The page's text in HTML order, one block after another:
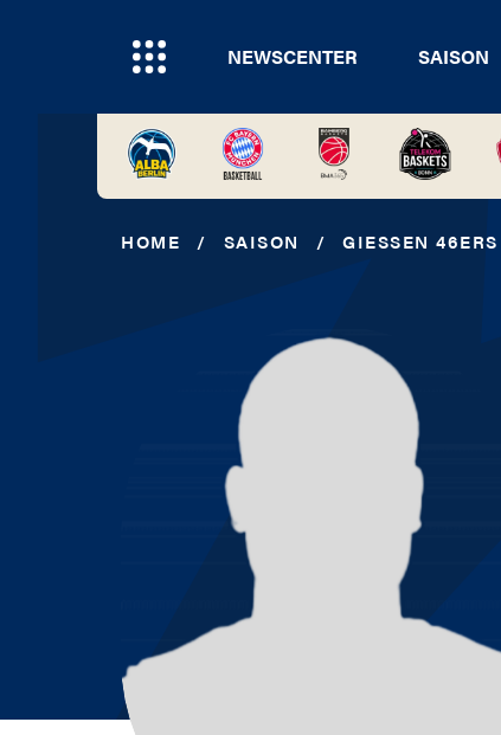
NEWSCENTER SAISON
HOME / SAISON / GIESSEN 46ERS